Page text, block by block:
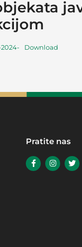
Download
Pratite nas